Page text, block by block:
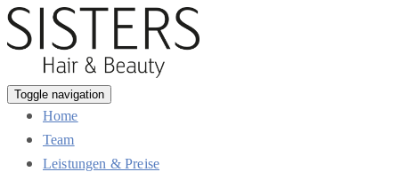
Toggle navigation
Home
Team
Leistungen & Preise